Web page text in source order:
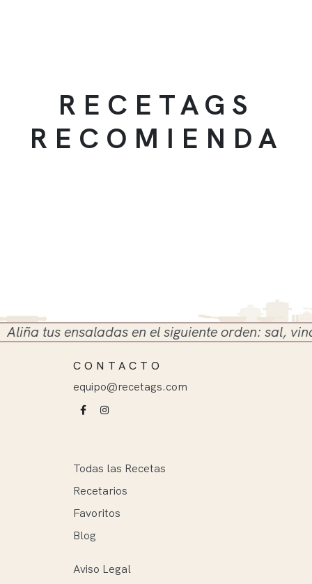
RECETAGS
RECOMIENDA
tus ensaladas en el siguiente orden: sal,
CONTACTO
equipo@recetags.com
Todas las Recetas
Recetarios
Favoritos
Blog
Aviso Legal